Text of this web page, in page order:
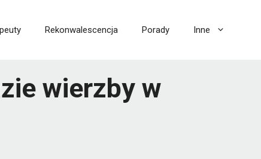
Rekonwalescencja Porady Inne
wierzby w